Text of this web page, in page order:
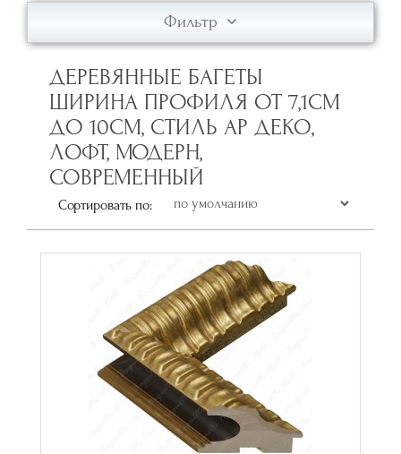
Фильтр
ДЕРЕВЯННЫЕ БАГЕТЫ
ШИРИНА ПРОФИЛЯ ОТ 7,1СМ
ДО 10СМ, СТИЛЬ АР ДЕКО,
ЛОФТ, МОДЕРН,
СОВРЕМЕННЫЙ
Сортировать по: